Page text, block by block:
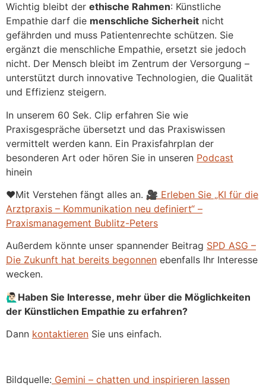
Wichtig bleibt der ethische Rahmen: Künstliche
Empathie darf die menschliche Sicherheit nicht
gefährden und muss Patientenrechte schützen. Sie
ergänzt die menschliche Empathie, ersetzt sie jedoch
nicht. Der Mensch bleibt im Zentrum der Versorgung –
unterstützt durch innovative Technologien, die Qualität
und Effizienz steigern.
In unserem 60 Sek. Clip erfahren Sie wie
Praxisgespräche übersetzt und das Praxiswissen
vermittelt werden kann. Ein Praxisfahrplan der
besonderen Art oder hören Sie in unseren Podcast
hinein
❤️Mit Verstehen fängt alles an. 🎥 Erleben Sie „KI für die
Arztpraxis – Kommunikation neu definiert“ –
Praxismanagement Bublitz-Peters
Außerdem könnte unser spannender Beitrag SPD ASG –
Die Zukunft hat bereits begonnen ebenfalls Ihr Interesse
wecken.
🙋🏻‍♂Haben Sie Interesse, mehr über die Möglichkeiten
der Künstlichen Empathie zu erfahren?
Dann kontaktieren Sie uns einfach.
Bildquelle: ‎ Gemini – chatten und inspirieren lassen